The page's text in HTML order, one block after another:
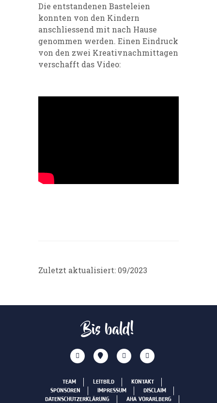
Die entstandenen Basteleien
konnten von den Kindern
anschliessend mit nach Hause
genommen werden. Einen Eindruck
von den zwei Kreativnachmittagen
verschafft das Video:
Zuletzt aktualisiert: 09/2023
Bis bald!
TEAM LEITBILD
KONTAKT
SPONSOREN
IMPRESSUM
DISCLAIM
DATENSCHUTZERKLÄRUNG
AHA VORARLBERG